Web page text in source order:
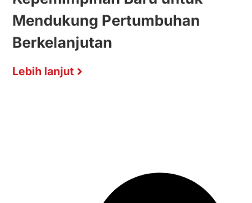
Mendukung Pertumbuhan
Berkelanjutan
Lebih lanjut